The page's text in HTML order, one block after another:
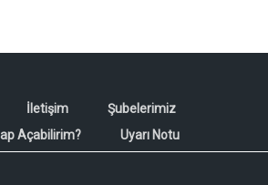
İletişim
Şubelerimiz
Açabilirim?
Uyarı Notu